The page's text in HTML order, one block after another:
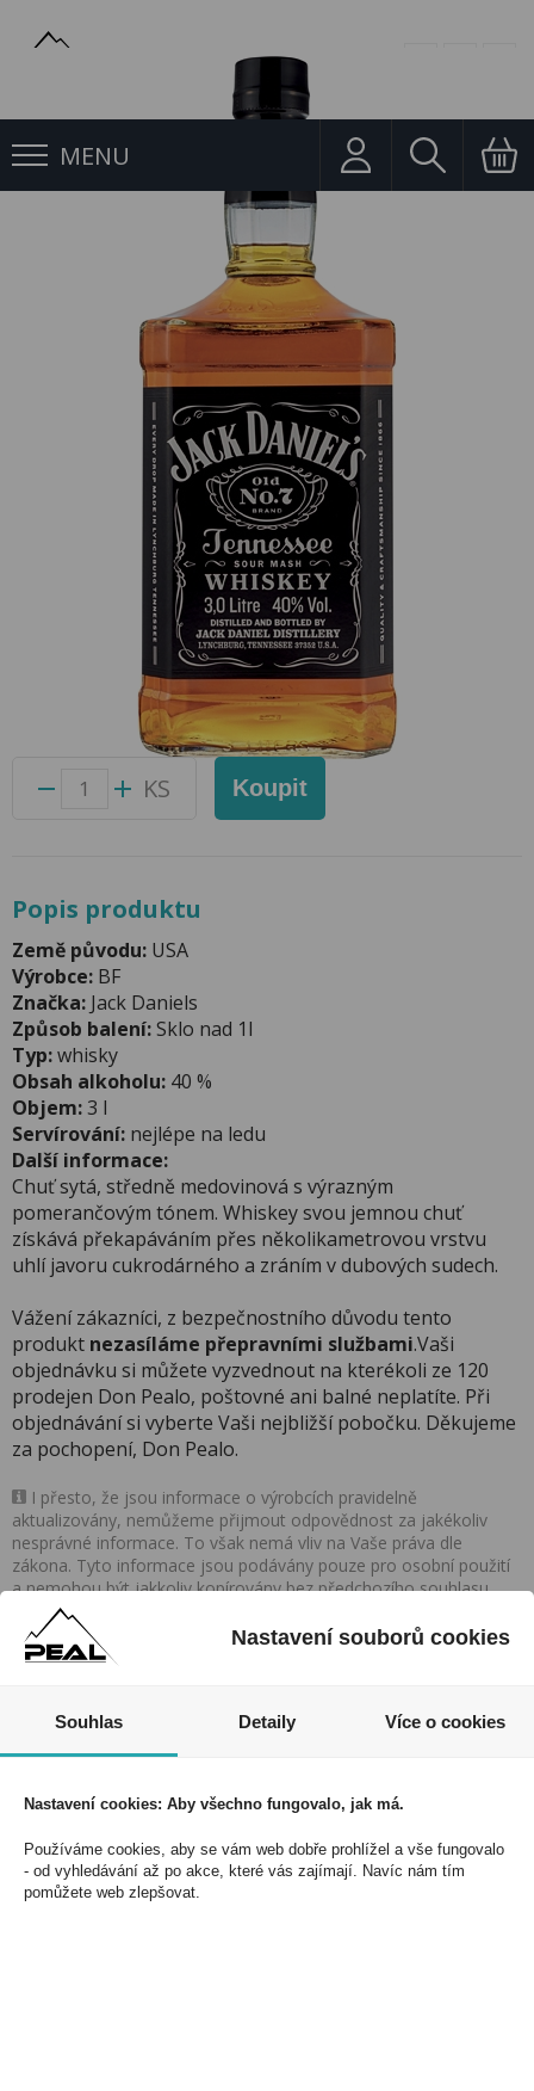
MENU
Whisky Jack Daniels 3l 40%
Whisky Jack Daniels 3l 40%
Přidat do oblíbených produktů
Foto produktu se může od skutečnosti mírně lišit.
Kód produktu:41280700
KS Koupit
Popis produktu
Země původu: USA
Výrobce: BF
Značka: Jack Daniels
Způsob balení:Sklo nad 1l
Typ:whisky
Obsah alkoholu: 40 %
Objem:3 l
Servírování: nejlépe na ledu
Další informace:
Chuť sytá, středně medovinová s výrazným
pomerančovým tónem. Whiskey svou jemnou chuť
získává překapáváním přes několikametrovou vrstvu
uhlí javoru cukrodárného a zráním v dubových sudech.
Vážení zákazníci, z bezpečnostního důvodu tento
produkt nezasíláme přepravními službami.Vaši
objednávku si můžete vyzvednout na kterékoli ze 120
prodejen Don Pealo, poštovné ani balné neplatíte. Při
objednávání si vyberte Vaši nejbližší pobočku. Děkujeme
za pochopení, Don Pealo.
I přesto, že jsou informace o výrobcích pravidelně
aktualizovány, nemůžeme přijmout odpovědnost za jakékoliv
nesprávné informace. To však nemá vliv na Vaše práva dle
zákona. Tyto informace jsou podávány pouze pro osobní použití
a nemohou být jakkoliv kopírovány bez předchozího souhlasu
DonPealo ani bez řádného uvedení zdroje.
Nezmeškejte naše akce a slevy!
Jednoduše se přihlaste k odběru novinek a využijte
Nastavení souborů cookies
Souhlas Detaily Více o cookies
Nastavení cookies: Aby všechno fungovalo, jak má.
Používáme cookies, aby se vám web dobře prohlížel a vše fungovalo
- od vyhledávání až po akce, které vás zajímají. Navíc nám tím
pomůžete web zlepšovat.